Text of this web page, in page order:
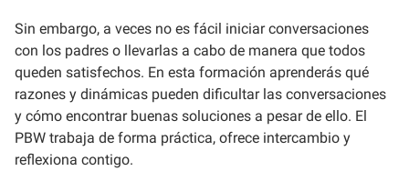
Sin embargo, a veces no es fácil iniciar conversaciones
con los padres o llevarlas a cabo de manera que todos
queden satisfechos. En esta formación aprenderás qué
razones y dinámicas pueden dificultar las conversaciones
y cómo encontrar buenas soluciones a pesar de ello. El
PBW trabaja de forma práctica, ofrece intercambio y
reflexiona contigo.